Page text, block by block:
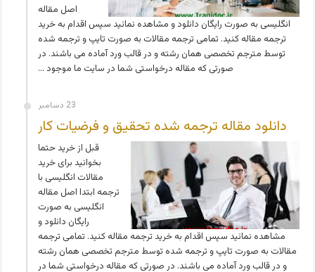
اصل مقاله
انگلیسی به صورت رایگان دانلود و مشاهده نمائید سپس اقدام به خرید
ترجمه مقاله کنید. تمامی ترجمه مقالات به صورت تایپ و ترجمه شده
توسط مترجم تخصصی همان رشته و در قالب ورد آماده می باشند. در
صورتی که مقاله درخواستی شما در سایت ما موجود …
23 دسامبر
دانلود مقاله ترجمه شده تحقیق و فرضیات کار
قبل از خرید حتما
بخوانید برای خرید
مقالات انگلیسی با
ترجمه ابتدا اصل مقاله
انگلیسی به صورت
رایگان دانلود و
مشاهده نمائید سپس اقدام به خرید ترجمه مقاله کنید. تمامی ترجمه
مقالات به صورت تایپ و ترجمه شده توسط مترجم تخصصی همان رشته
و در قالب ورد آماده می باشند. در صورتی که مقاله درخواستی شما در